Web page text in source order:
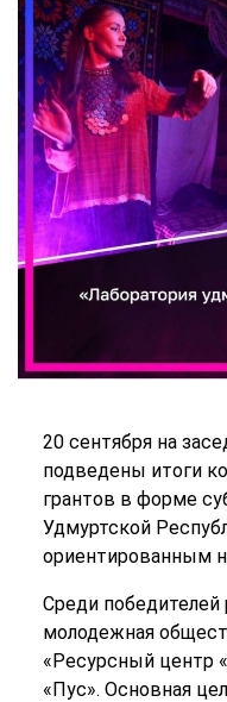
20 сентября на
подведены итоги
грантов в форме
Удмуртской
ориентированным
Среди победителей
молодежная
«Ресурсный центр
«Пус». Основная